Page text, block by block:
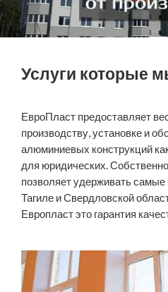
Услуги которые
ЕвроПласт предоставляет
производству, установке и
алюминиевых конструкций
для юридических.
позволяет удерживать
Тагиле и Свердловской
Европласт это гарантия